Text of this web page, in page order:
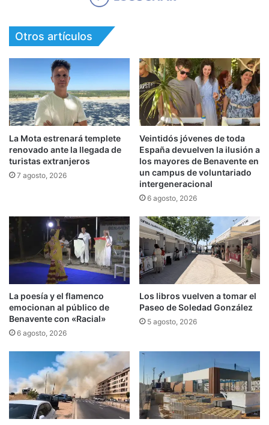
Otros artículos
La Mota estrenará templete
renovado ante la llegada de
turistas extranjeros
7 agosto, 2026
Veintidós jóvenes de toda
España devuelven la ilusión a
los mayores de Benavente en
un campus de voluntariado
intergeneracional
6 agosto, 2026
La poesía y el flamenco
emocionan al público de
Benavente con «Racial»
6 agosto, 2026
Los libros vuelven a tomar el
Paseo de Soledad González
5 agosto, 2026